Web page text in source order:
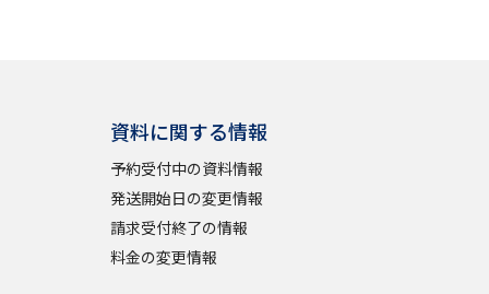
解説 学問の教科書 夢ナビライブ
資料に関する情報
予約受付中の資料情報
発送開始日の変更情報
請求受付終了の情報
料金の変更情報